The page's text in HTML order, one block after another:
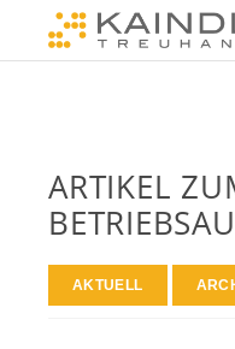
ARTIKEL
AKTUELL